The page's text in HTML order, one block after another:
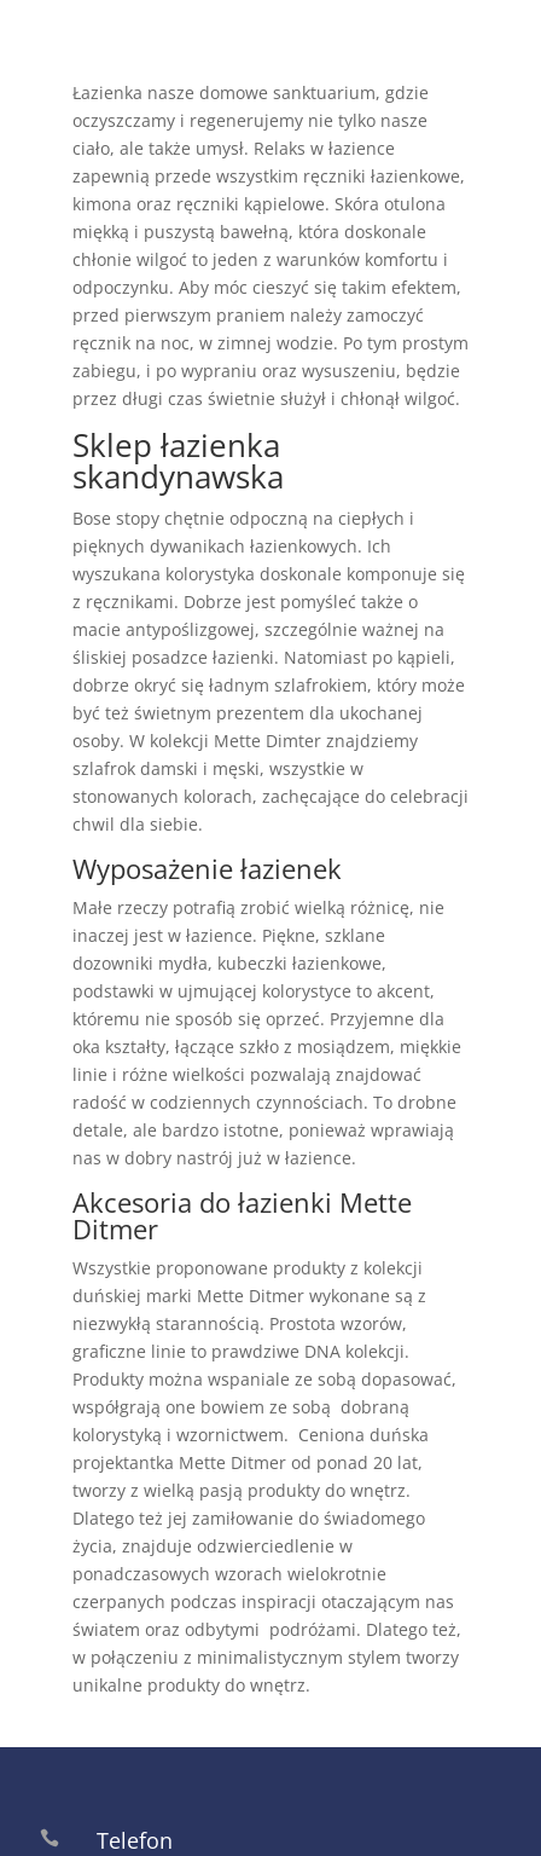
Łazienka nasze domowe sanktuarium, gdzie
oczyszczamy i regenerujemy nie tylko nasze
ciało, ale także umysł. Relaks w łazience
zapewnią przede wszystkim ręczniki łazienkowe,
kimona oraz ręczniki kąpielowe. Skóra otulona
miękką i puszystą bawełną, która doskonale
chłonie wilgoć to jeden z warunków komfortu i
odpoczynku. Aby móc cieszyć się takim efektem,
przed pierwszym praniem należy zamoczyć
ręcznik na noc, w zimnej wodzie. Po tym prostym
zabiegu, i po wypraniu oraz wysuszeniu, będzie
przez długi czas świetnie służył i chłonął wilgoć.
Sklep łazienka
skandynawska
Bose stopy chętnie odpoczną na ciepłych i
pięknych dywanikach łazienkowych. Ich
wyszukana kolorystyka doskonale komponuje się
z ręcznikami. Dobrze jest pomyśleć także o
macie antypoślizgowej, szczególnie ważnej na
śliskiej posadzce łazienki. Natomiast po kąpieli,
dobrze okryć się ładnym szlafrokiem, który może
być też świetnym prezentem dla ukochanej
osoby. W kolekcji Mette Dimter znajdziemy
szlafrok damski i męski, wszystkie w
stonowanych kolorach, zachęcające do celebracji
chwil dla siebie.
Wyposażenie łazienek
Małe rzeczy potrafią zrobić wielką różnicę, nie
inaczej jest w łazience. Piękne, szklane
dozowniki mydła, kubeczki łazienkowe,
podstawki w ujmującej kolorystyce to akcent,
któremu nie sposób się oprzeć. Przyjemne dla
oka kształty, łączące szkło z mosiądzem, miękkie
linie i różne wielkości pozwalają znajdować
radość w codziennych czynnościach. To drobne
detale, ale bardzo istotne, ponieważ wprawiają
nas w dobry nastrój już w łazience.
Akcesoria do łazienki Mette
Ditmer
Wszystkie proponowane produkty z kolekcji
duńskiej marki Mette Ditmer wykonane są z
niezwykłą starannością. Prostota wzorów,
graficzne linie to prawdziwe DNA kolekcji.
Produkty można wspaniale ze sobą dopasować,
współgrają one bowiem ze sobą dobraną
kolorystyką i wzornictwem. Ceniona duńska
projektantka Mette Ditmer od ponad 20 lat,
tworzy z wielką pasją produkty do wnętrz.
Dlatego też jej zamiłowanie do świadomego
życia, znajduje odzwierciedlenie w
ponadczasowych wzorach wielokrotnie
czerpanych podczas inspiracji otaczającym nas
światem oraz odbytymi podróżami. Dlatego też,
w połączeniu z minimalistycznym stylem tworzy
unikalne produkty do wnętrz.
 Telefon